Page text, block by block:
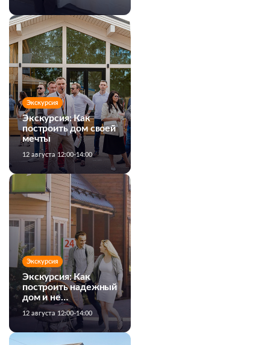
Экскурсия
Экскурсия: Как
построить дом своей
мечты
12 августа 12:00-14:00
Экскурсия
Экскурсия: Как
построить надежный
дом и не
переплатить
12 августа 12:00-14:00